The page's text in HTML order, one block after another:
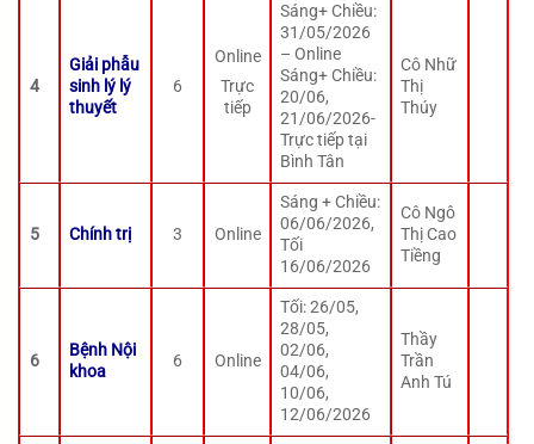
4
Giải phẫu
sinh lý lý
thuyết
6
Online
Trực
tiếp
Sáng+ Chiều:
31/05/2026
– Online
Sáng+ Chiều:
20/06,
21/06/2026-
Trực tiếp tại
Bình Tân
Cô Nhữ
Thị
Thúy
5 Chính trị 3 Online
Sáng + Chiều:
06/06/2026,
Tối
16/06/2026
Cô Ngô
Thị Cao
Tiềng
6
Bệnh Nội
khoa
6 Online
Tối: 26/05,
28/05,
02/06,
04/06,
10/06,
12/06/2026
Thầy
Trần
Anh Tú